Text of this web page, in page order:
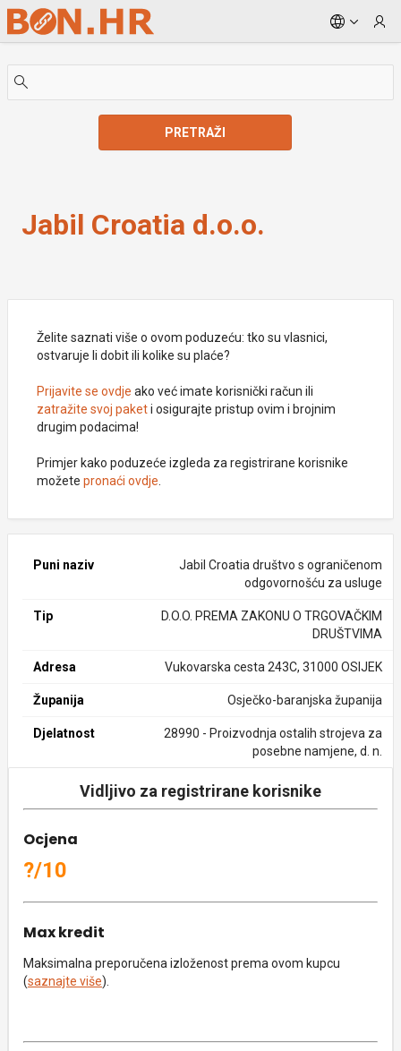
Skip to Main Content
PRETRAŽI
Jabil Croatia d.o.o.
Želite saznati više o ovom poduzeću: tko su vlasnici,
ostvaruje li dobit ili kolike su plaće?
Prijavite se ovdje ako već imate korisnički račun ili
zatražite svoj paketi osigurajte pristup ovim i brojnim
drugim podacima!
Primjer kako poduzeće izgleda za registrirane korisnike
možete pronaći ovdje
Puni naziv
Jabil Croatia društvo s ograničenom
odgovornošću za usluge
Tip
D.O.O. PREMA ZAKONU O TRGOVAČKIM
DRUŠTVIMA
Adresa Vukovarska cesta 243C, 31000 OSIJEK
Županija Osječko-baranjska županija
Djelatnost
28990 - Proizvodnja ostalih strojeva za
posebne namjene, d. n.
Vidljivo za registrirane korisnike
Ocjena
?/10
Max kredit
Maksimalna preporučena izloženost prema ovom kupcu
(saznajte više).